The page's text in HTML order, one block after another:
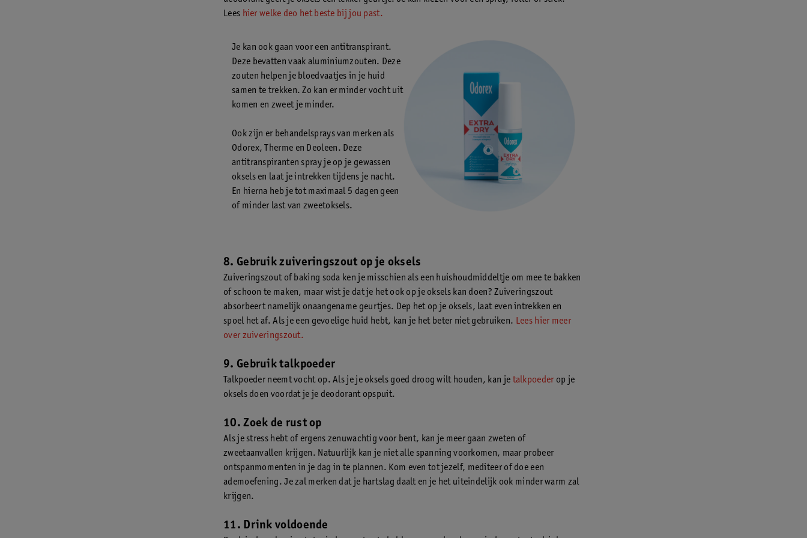
Lees hier welke deo het beste bij jou past.
Je kan ook gaan voor een antitranspirant.
Deze bevatten vaak aluminiumzouten. Deze
zouten helpen je bloedvaatjes in je huid
samen te trekken. Zo kan er minder vocht uit
komen en zweet je minder.
Ook zijn er behandelsprays van merken als
Odorex, Therme en Deoleen. Deze
antitranspiranten spray je op je gewassen
oksels en laat je intrekken tijdens je nacht.
En hierna heb je tot maximaal 5 dagen geen
of minder last van zweetoksels.
8. Gebruik zuiveringszout op je oksels
Zuiveringszout of baking soda ken je misschien als een huishoudmiddeltje om mee te bakken
of schoon te maken, maar wist je dat je het ook op je oksels kan doen? Zuiveringszout
absorbeert namelijk onaangename geurtjes. Dep het op je oksels, laat even intrekken en
spoel het af. Als je een gevoelige huid hebt, kan je het beter niet gebruiken. Lees hier meer
over zuiveringszout.
9. Gebruik talkpoeder
Talkpoeder neemt vocht op. Als je je oksels goed droog wilt houden, kan je talkpoeder op je
oksels doen voordat je je deodorant opspuit.
10. Zoek de rust op
Als je stress hebt of ergens zenuwachtig voor bent, kan je meer gaan zweten of
zweetaanvallen krijgen. Natuurlijk kan je niet alle spanning voorkomen, maar probeer
ontspanmomenten in je dag in te plannen. Kom even tot jezelf, mediteer of doe een
ademoefening. Je zal merken dat je hartslag daalt en je het uiteindelijk ook minder warm zal
krijgen.
11. Drink voldoende